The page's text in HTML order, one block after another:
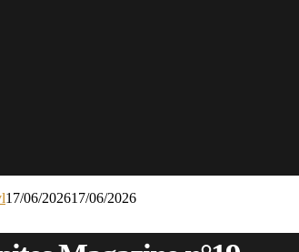
17/06/202617/06/2026